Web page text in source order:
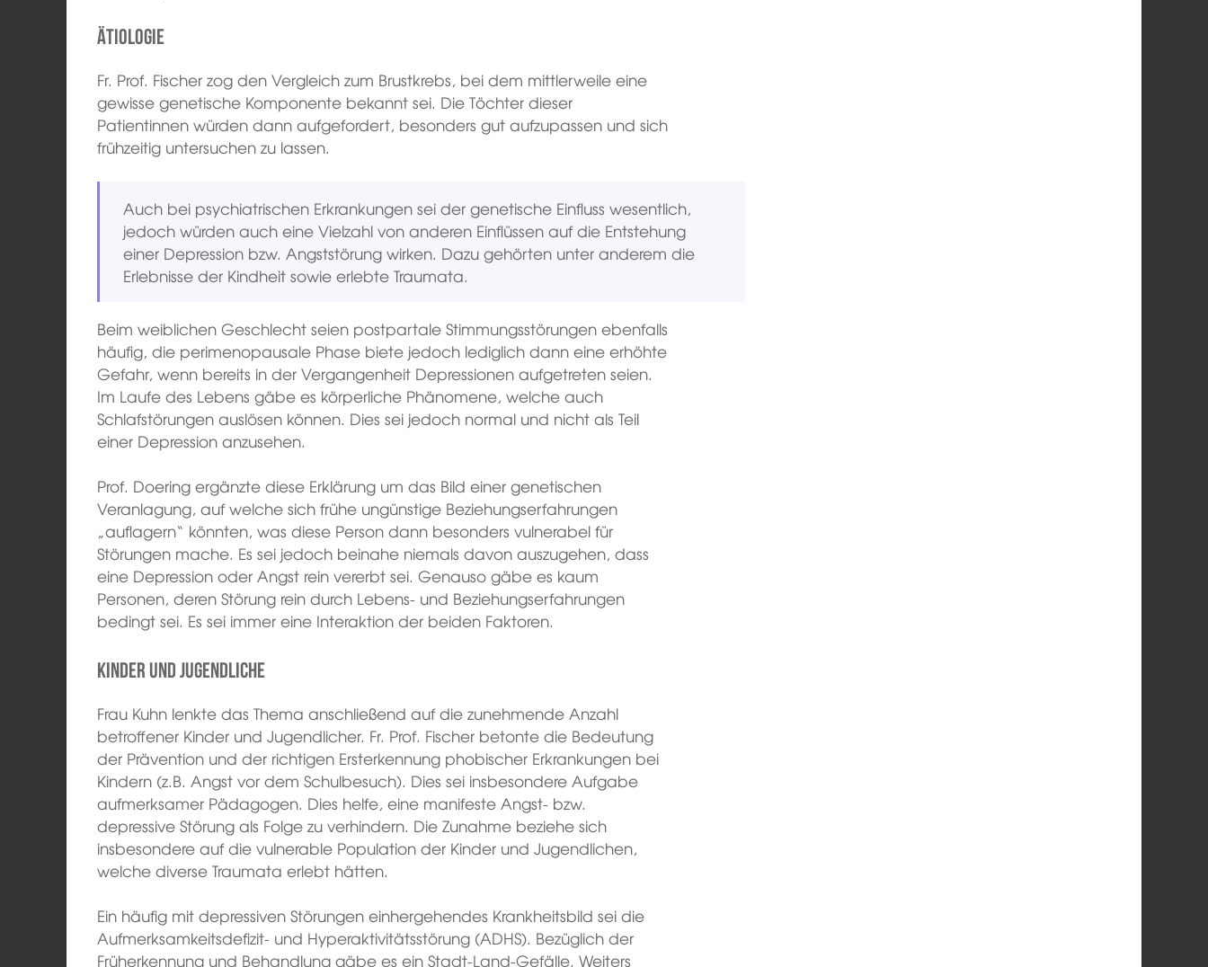
Ätiologie
Fr. Prof. Fischer zog den Vergleich zum Brustkrebs, bei dem mittlerweile eine
gewisse genetische Komponente bekannt sei. Die Töchter dieser
Patientinnen würden dann aufgefordert, besonders gut aufzupassen und sich
frühzeitig untersuchen zu lassen.
Auch bei psychiatrischen Erkrankungen sei der genetische Einfluss wesentlich,
jedoch würden auch eine Vielzahl von anderen Einflüssen auf die Entstehung
einer Depression bzw. Angststörung wirken. Dazu gehörten unter anderem die
Erlebnisse der Kindheit sowie erlebte Traumata.
Beim weiblichen Geschlecht seien postpartale Stimmungsstörungen ebenfalls
häufig, die perimenopausale Phase biete jedoch lediglich dann eine erhöhte
Gefahr, wenn bereits in der Vergangenheit Depressionen aufgetreten seien.
Im Laufe des Lebens gäbe es körperliche Phänomene, welche auch
Schlafstörungen auslösen können. Dies sei jedoch normal und nicht als Teil
einer Depression anzusehen.
Prof. Doering ergänzte diese Erklärung um das Bild einer genetischen
Veranlagung, auf welche sich frühe ungünstige Beziehungserfahrungen
„auflagern“ könnten, was diese Person dann besonders vulnerabel für
Störungen mache. Es sei jedoch beinahe niemals davon auszugehen, dass
eine Depression oder Angst rein vererbt sei. Genauso gäbe es kaum
Personen, deren Störung rein durch Lebens- und Beziehungserfahrungen
bedingt sei. Es sei immer eine Interaktion der beiden Faktoren.
Kinder und Jugendliche
Frau Kuhn lenkte das Thema anschließend auf die zunehmende Anzahl
betroffener Kinder und Jugendlicher. Fr. Prof. Fischer betonte die Bedeutung
der Prävention und der richtigen Ersterkennung phobischer Erkrankungen bei
Kindern (z.B. Angst vor dem Schulbesuch). Dies sei insbesondere Aufgabe
aufmerksamer Pädagogen. Dies helfe, eine manifeste Angst- bzw.
depressive Störung als Folge zu verhindern. Die Zunahme beziehe sich
insbesondere auf die vulnerable Population der Kinder und Jugendlichen,
welche diverse Traumata erlebt hätten.
Ein häufig mit depressiven Störungen einhergehendes Krankheitsbild sei die
Aufmerksamkeitsdefizit- und Hyperaktivitätsstörung (ADHS). Bezüglich der
Früherkennung und Behandlung gäbe es ein Stadt-Land-Gefälle. Weiters